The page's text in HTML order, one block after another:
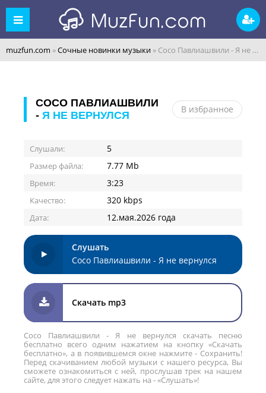
muzfun.com »Сочные новинки музыки » Сосо Павлиашвили - Я не вернулся
СОСО ПАВЛИАШВИЛИ
- Я НЕ ВЕРНУЛСЯ
В избранное
Слушали: 5
Размер файла: 7.77 Mb
Время: 3:23
Качество: 320 kbps
Дата: 12.мая.2026 года
Слушать
Сосо Павлиашвили - Я не вернулся
Скачать mp3
Сосо Павлиашвили - Я не вернулся скачать песню
бесплатно всего одним нажатием на кнопку «Скачать
бесплатно», а в появившемся окне нажмите - Сохранить!
Перед скачиванием любой музыки с нашего ресурса, Вы
сможете ознакомиться с ней, прослушав трек на нашем
сайте, для этого следует нажать на - «Слушать»!